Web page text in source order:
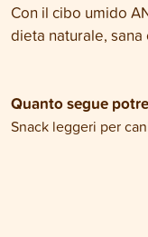
Con il cibo umido
dieta naturale, sana
Quanto segue
Snack leggeri per